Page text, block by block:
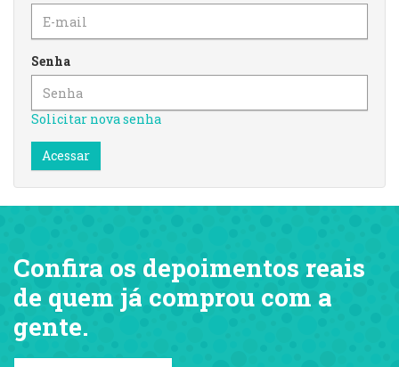
Senha
Solicitar nova senha
Confira os depoimentos reais
de quem já comprou com a
gente.